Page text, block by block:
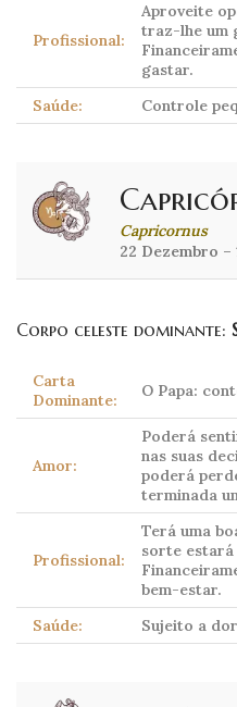
Profissional:
Aproveite
traz-lhe um
gastar.
Saúde:
Controle
Capricornus
22 Dezembro –
Corpo celeste dominante:
Carta
Dominante:
O Papa:
Amor:
Poderá
nas suas
poderá
terminada
Profissional:
Terá uma
sorte estará
bem-estar.
Saúde:
Sujeito a